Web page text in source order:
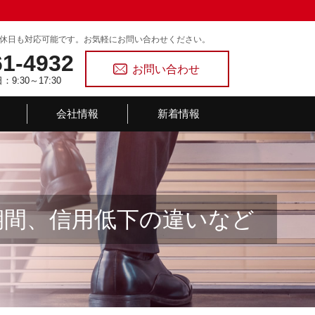
、信用低下の違いなど
日も対応可能です。お気軽にお問い合わせください。
4932
9:30～17:30
お問い合わせ
会社情報 新着情報